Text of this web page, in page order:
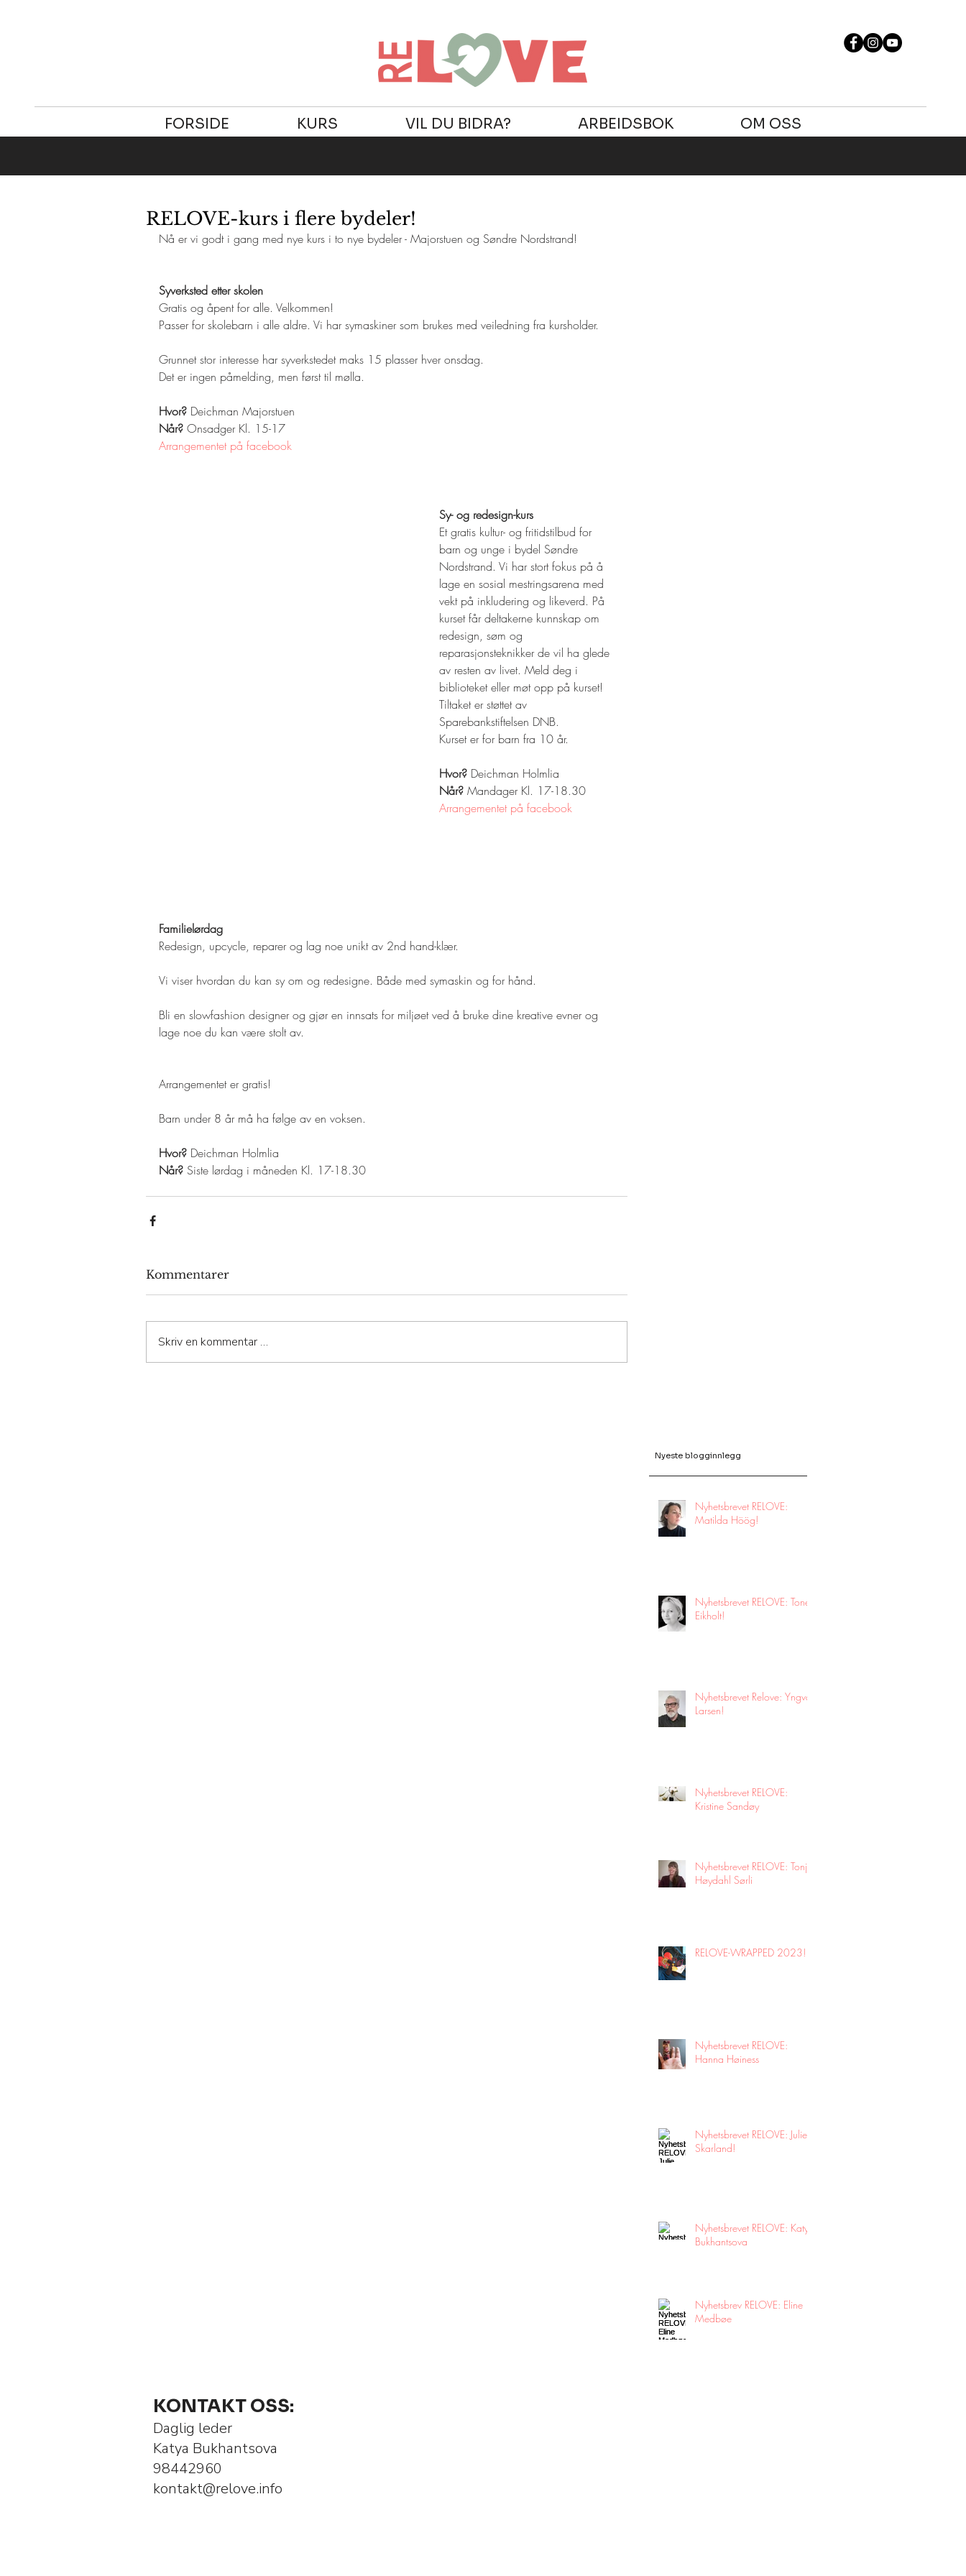
FORSIDE KURS VIL DU BIDRA? ARBEIDSBOK OM OSS
RELOVE-kurs i flere bydeler!
Nå er vi godt i gang med nye kurs i to nye bydeler - Majorstuen og Søndre Nordstrand!
Syverksted etter skolen
Gratis og åpent for alle. Velkommen!
Passer for skolebarn i alle aldre. Vi har symaskiner som brukes med veiledning fra kursholder.
Grunnet stor interesse har syverkstedet maks 15 plasser hver onsdag.
Det er ingen påmelding, men først til mølla.
Hvor? Deichman Majorstuen
Når? Onsadger Kl. 15-17
Arrangementet på facebook
Sy- og redesign-kurs
Et gratis kultur- og fritidstilbud for
barn og unge i bydel Søndre
Nordstrand. Vi har stort fokus på å
lage en sosial mestringsarena med
vekt på inkludering og likeverd.​ På
kurset får deltakerne kunnskap om
redesign, søm og
reparasjonsteknikker de vil ha glede
av resten av livet. Meld deg i
biblioteket eller møt opp på kurset!
Tiltaket er støttet av
Sparebankstiftelsen DNB.
Kurset er for barn fra 10 år.
Hvor? Deichman Holmlia
Når? Mandager Kl. 17-18.30
Arrangementet på facebook
Familielørdag
Redesign, upcycle, reparer og lag noe unikt av 2nd hand-klær.
Vi viser hvordan du kan sy om og redesigne. Både med symaskin og for hånd.
Bli en slowfashion designer og gjør en innsats for miljøet ved å bruke dine kreative evner og
lage noe du kan være stolt av.
Arrangementet er gratis!
Barn under 8 år må ha følge av en voksen.
Hvor? Deichman Holmlia
Når? Siste lørdag i måneden Kl. 17-18.30
Kommentarer
Skriv en kommentar …
Nyeste blogginnlegg
Nyhetsbrevet RELOVE:
Matilda Höög!
Nyhetsbrevet RELOVE: Tone
Eikholt!
Nyhetsbrevet Relove: Yngvar
Larsen!
Nyhetsbrevet RELOVE:
Kristine Sandøy
Nyhetsbrevet RELOVE: Tonje
Høydahl Sørli
RELOVE-WRAPPED 2023!
Nyhetsbrevet RELOVE:
Hanna Høiness
Nyhetsbrevet RELOVE: Julie
Skarland!
Nyhetsbrevet RELOVE: Katya
Bukhantsova
Nyhetsbrev RELOVE: Eline
Medbøe
KONTAKT OSS:
Daglig leder
Katya Bukhantsova
98442960
kontakt@relove.info